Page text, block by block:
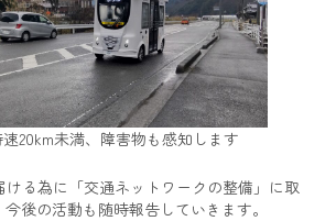
20km未満、障害物も感知します
ける為に「交通ネットワークの整備」に取
後の活動も随時報告していきます。